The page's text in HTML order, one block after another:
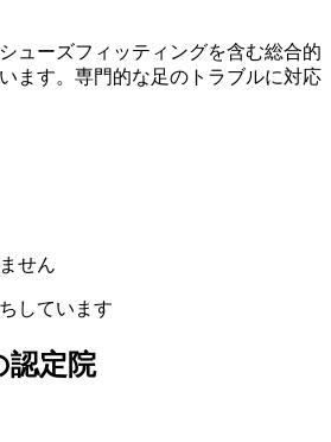
ューズフィッティングを含む総合的
ます。専門的な足のトラブルに対応
せん
しています
認定院